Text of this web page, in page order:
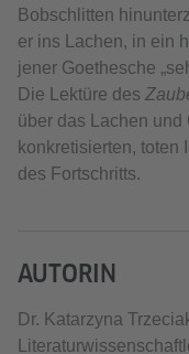
Bobschlitten
er ins Lachen, in ein
jener Goethesche
Die Lektüre des
über das Lachen
konkretisierten, toten
des Fortschritts.
AUTORIN
Dr. Katarzyna